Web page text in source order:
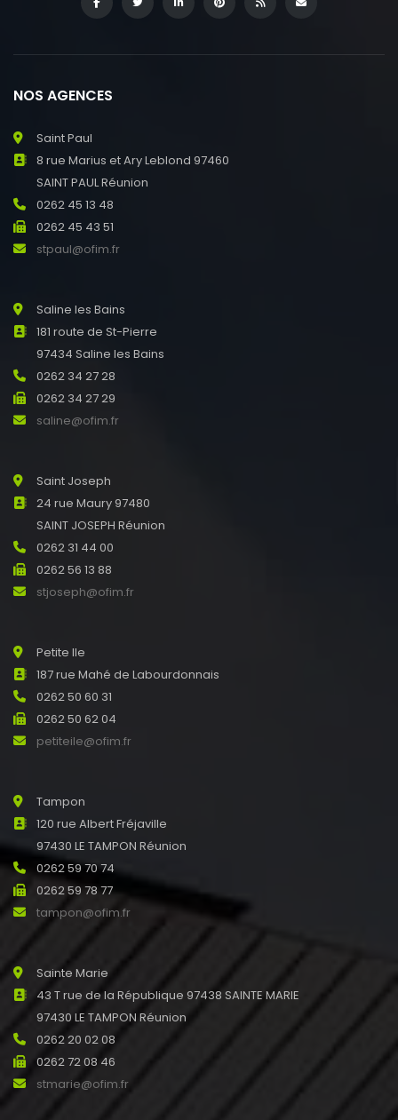
NOS AGENCES
Saint Paul
8 rue Marius et Ary Leblond 97460
SAINT PAUL Réunion
0262 45 13 48
0262 45 43 51
stpaul@ofim.fr
Saline les Bains
181 route de St-Pierre
97434 Saline les Bains
0262 34 27 28
0262 34 27 29
saline@ofim.fr
Saint Joseph
24 rue Maury 97480
SAINT JOSEPH Réunion
0262 31 44 00
0262 56 13 88
stjoseph@ofim.fr
Petite Ile
187 rue Mahé de Labourdonnais
0262 50 60 31
0262 50 62 04
petiteile@ofim.fr
Tampon
120 rue Albert Fréjaville
97430 LE TAMPON Réunion
0262 59 70 74
0262 59 78 77
tampon@ofim.fr
Sainte Marie
43 T rue de la République 97438 SAINTE MARIE
97430 LE TAMPON Réunion
0262 20 02 08
0262 72 08 46
stmarie@ofim.fr